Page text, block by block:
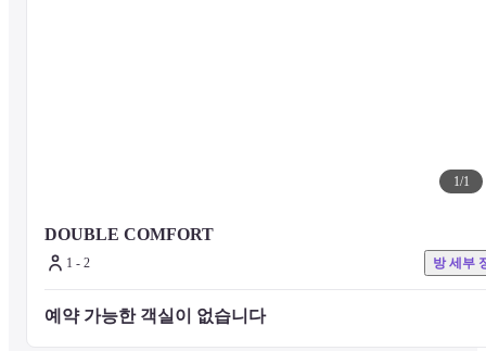
1/1
DOUBLE COMFORT
1 - 2 방 세부
예약 가능한 객실이 없습니다